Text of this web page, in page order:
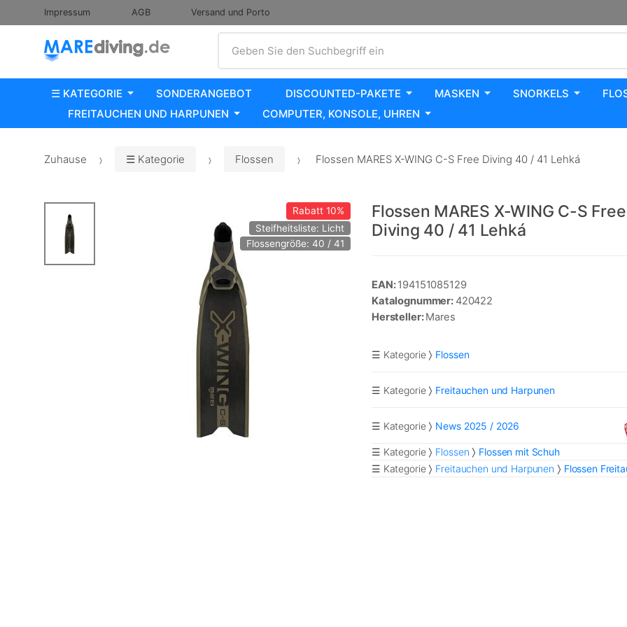
Impressum AGB Versand und Porto
Geben Sie den Suchbegriff ein
☰ KATEGORIE SONDERANGEBOT DISCOUNTED-PAKETE MASKEN SNORKELS
FREITAUCHEN UND HARPUNEN
COMPUTER, KONSOLE, UHREN
Zuhause ☰ Kategorie Flossen Flossen MARES X-WING C-S Free Diving 40 / 41 Lehká
Rabatt10%
Steifheitsliste: Licht
Flossengröße: 40 / 41
Flossen MARES X-WING C-S Free
Diving 40 / 41 Lehká
EAN:194151085129
Katalognummer: 420422
Hersteller:Mares
☰ Kategorie Flossen
☰ Kategorie Freitauchen und Harpunen
☰ Kategorie News 2025 / 2026
☰ Kategorie Flossen
Flossen mit Schuh
☰ Kategorie
Freitauchen und Harpunen Flossen